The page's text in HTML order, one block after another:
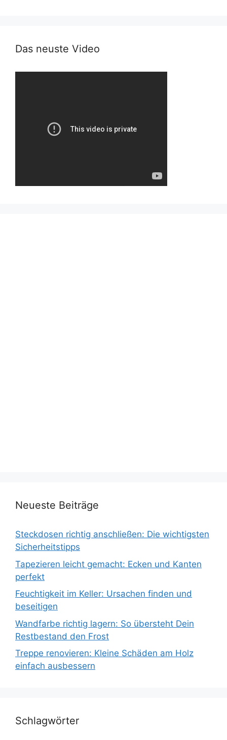
Das neuste Video
Neueste Beiträge
Steckdosen richtig anschließen: Die wichtigsten
Sicherheitstipps
Tapezieren leicht gemacht: Ecken und Kanten
perfekt
Feuchtigkeit im Keller: Ursachen finden und
beseitigen
Wandfarbe richtig lagern: So übersteht Dein
Restbestand den Frost
Treppe renovieren: Kleine Schäden am Holz
einfach ausbessern
Schlagwörter